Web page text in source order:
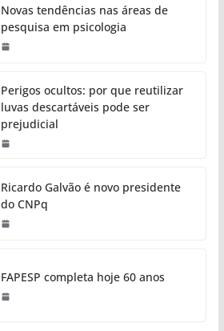
Novas tendências nas áreas de
pesquisa em psicologia
Perigos ocultos: por que reutilizar
luvas descartáveis pode ser
prejudicial
Ricardo Galvão é novo presidente
do CNPq
FAPESP completa hoje 60 anos